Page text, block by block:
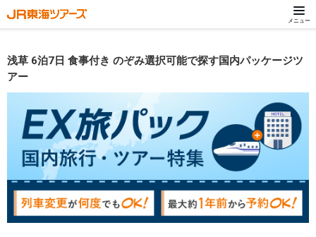
メニュー
浅草 6泊7日 食事付き のぞみ選択可能で探す国内パッケージツ
アー